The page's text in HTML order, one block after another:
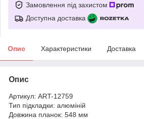
Замовлення під захистом
Доступна доставка
Опис Характеристики Доставка
Опис
Артикул: ART-12759
Тип підкладки: алюміній
Довжина планок: 548 мм